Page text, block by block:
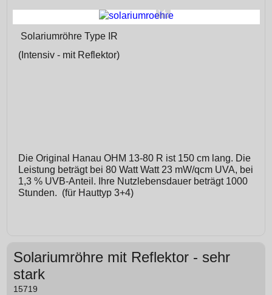
Solariumröhre Type IR
(Intensiv - mit Reflektor)
Die Original Hanau OHM 13-80 R ist 150 cm lang. Die
Leistung beträgt bei 80 Watt Watt 23 mW/qcm UVA, bei
1,3 % UVB-Anteil. Ihre Nutzlebensdauer beträgt 1000
Stunden. (für Hauttyp 3+4)
Solariumröhre mit Reflektor - sehr
stark
15719